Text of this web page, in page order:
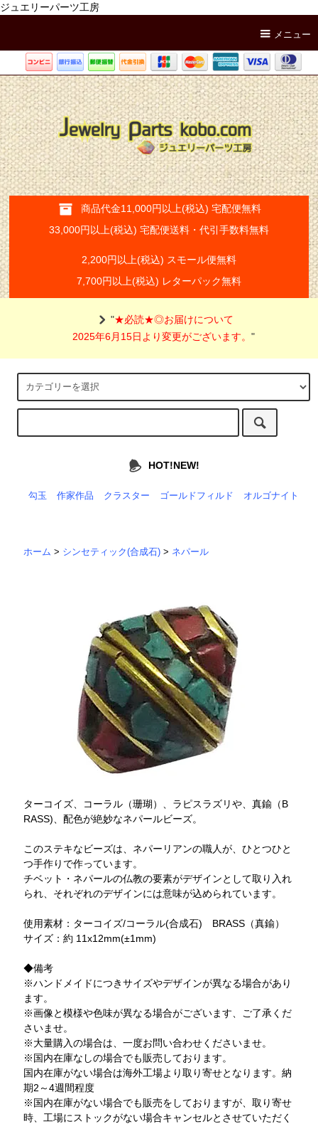
ジュエリーパーツ工房
メニュー
商品代金11,000円以上(税込) 宅配便無料
33,000円以上(税込) 宅配便送料・代引手数料無料
2,200円以上(税込) スモール便無料
7,700円以上(税込) レターパック無料
"★必読★◎お届けについて
2025年6月15日より変更がございます。"
HOT!NEW!
勾玉 作家作品 クラスター ゴールドフィルド オルゴナイト
ホーム > シンセティック(合成石) > ネパール
ターコイズ、コーラル（珊瑚）、ラピスラズリや、真鍮（B
RASS)、配色が絶妙なネパールビーズ。
このステキなビーズは、ネパーリアンの職人が、ひとつひと
つ手作りで作っています。
チベット・ネパールの仏教の要素がデザインとして取り入れ
られ、それぞれのデザインには意味が込められています。
使用素材：ターコイズ/コーラル(合成石) BRASS（真鍮）
サイズ：約 11x12mm(±1mm)
◆備考
※ハンドメイドにつきサイズやデザインが異なる場合があり
ます。
※画像と模様や色味が異なる場合がございます、ご了承くだ
さいませ。
※大量購入の場合は、一度お問い合わせくださいませ。
※国内在庫なしの場合でも販売しております。
国内在庫がない場合は海外工場より取り寄せとなります。納
期2～4週間程度
※国内在庫がない場合でも販売をしておりますが、取り寄せ
時、工場にストックがない場合キャンセルとさせていただく